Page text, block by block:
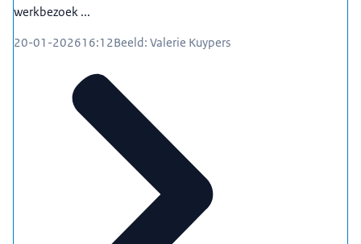
werkbezoek ...
20-01-202616:12Beeld: Valerie Kuypers